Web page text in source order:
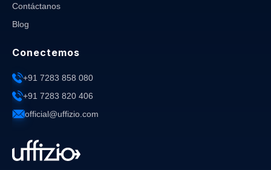
Contáctanos
Blog
Conectemos
+91 7283 858 080
+91 7283 820 406
official@uffizio.com